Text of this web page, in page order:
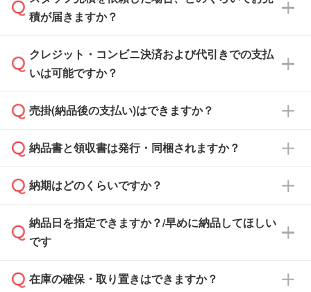
まま進む』ボタンからお進みのうえ、ご依頼く
積が届きますか？
通常、翌営業日までにお送りしております。混
雑状況によっては、お時間をいただくこともご
依頼いただいた場合は、翌営業日以降のご連絡
クレジット・コンビニ決済および代引きでの支払
いは可能ですか？
銀行振込のみのご対応となります。
売掛(納品後の支払い)はできますか？
基本的には先入金をお願いしておりますが、自
どの場合は、月末締め翌月末払いに対応可能で
また、卒業・卒園記念品で対策委員会や個人様
校や幼稚園・保育園であれば、同様の条件でご
納品書と領収書は発行・同梱されますか？
納品書・領収書は ご依頼をいただいた場合の
ず、通常はPDFデータをメール添付でお送りし
ます。
たは注文フォームの『ご注文に関する備考欄』
納期はどのくらいですか？
・印刷する場合(500個程度)
ご入金、イメージ画像の校了から約2週間～2
納品日を指定できますか？/早めに納品してほしい
です
ご希望の納期がある場合は、お問い合わせ・お
在庫の確保・取り置きはできますか？